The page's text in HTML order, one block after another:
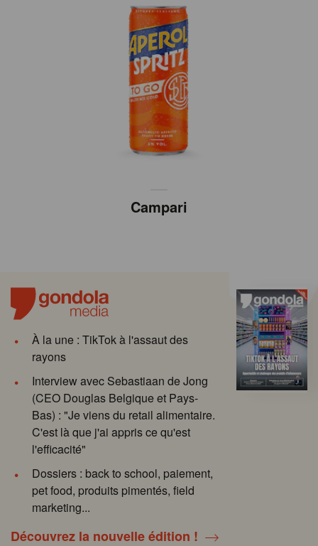
Campari
À la une : TikTok à l'assaut des
rayons
Interview avec Sebastiaan de Jong
(CEO Douglas Belgique et Pays-
Bas) : "Je viens du retail alimentaire.
C'est là que j'ai appris ce qu'est
l'efficacité"
Dossiers : back to school, paiement,
pet food, produits pimentés, field
marketing...
Découvrez la nouvelle édition !